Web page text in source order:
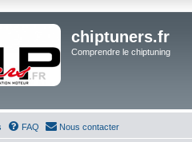
chiptuners.fr
Comprendre le chiptuning
FAQ Nous contacter